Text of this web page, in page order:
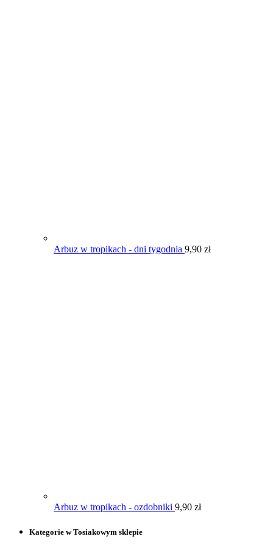
Arbuz w tropikach - dni tygodnia 9,90 zł
Arbuz w tropikach - ozdobniki 9,90 zł
Kategorie w Tosiakowym sklepie